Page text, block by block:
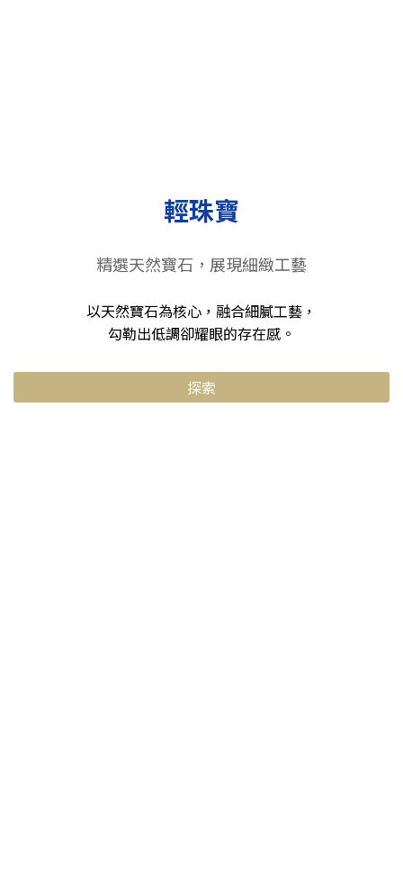
輕珠寶
精選天然寶石，展現細緻工藝
以天然寶石為核心，融合細膩工藝，
勾勒出低調卻耀眼的存在感。
探索